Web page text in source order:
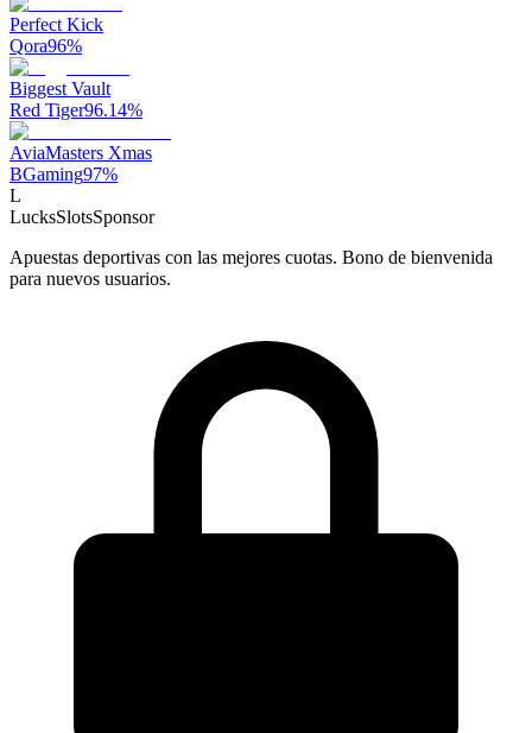
Perfect Kick
Qora96%
Biggest Vault
Red Tiger96.14%
AviaMasters Xmas
BGaming97%
L
LucksSlotsSponsor
Apuestas deportivas con las mejores cuotas. Bono de bienvenida
para nuevos usuarios.